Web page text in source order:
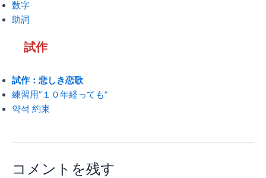
数字
助詞
試作
試作：悲しき恋歌
練習用”１０年経っても”
약석 約束
コメントを残す